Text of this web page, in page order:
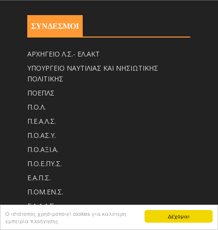
Δέχομαι
Ο ιστότοπος χρησιμοποιεί cookies για καλύτερη
εμπειρία πλοήγησης
ΣΥΝΔΕΣΜΟΙ
ΑΡΧΗΓΕΙΟ Λ.Σ.- ΕΛ.ΑΚΤ
ΥΠΟΥΡΓΕΙΟ ΝΑΥΤΙΛΙΑΣ ΚΑΙ ΝΗΣΙΩΤΙΚΗΣ
ΠΟΛΙΤΙΚΗΣ
ΠΟΕΠΛΣ
Π.Ο.Λ.
Π.Ε.Α.Λ.Σ.
Π.Ο.ΑΣ.Υ.
Π.Ο.ΑΞΙ.Α.
Π.Ο.Ε.ΠΥ.Σ.
Ε.Α.Π.Σ.
Π.ΟM.EN.Σ.
Ε.Α.Α.Λ.Σ.
ΛΕΣΧΗ Λ.Σ.